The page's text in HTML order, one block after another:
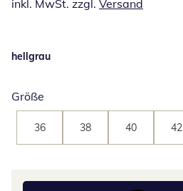
inkl. MwSt. zzgl. Versand
hellgrau
Größe
36 38 40 42